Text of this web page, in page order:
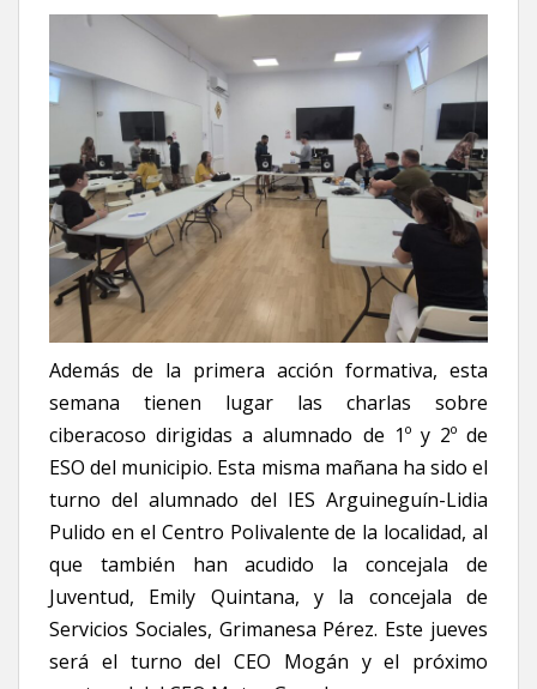
Además de la primera acción formativa, esta
semana tienen lugar las charlas sobre
ciberacoso dirigidas a alumnado de 1º y 2º de
ESO del municipio. Esta misma mañana ha sido el
turno del alumnado del IES Arguineguín-Lidia
Pulido en el Centro Polivalente de la localidad, al
que también han acudido la concejala de
Juventud, Emily Quintana, y la concejala de
Servicios Sociales, Grimanesa Pérez. Este jueves
será el turno del CEO Mogán y el próximo